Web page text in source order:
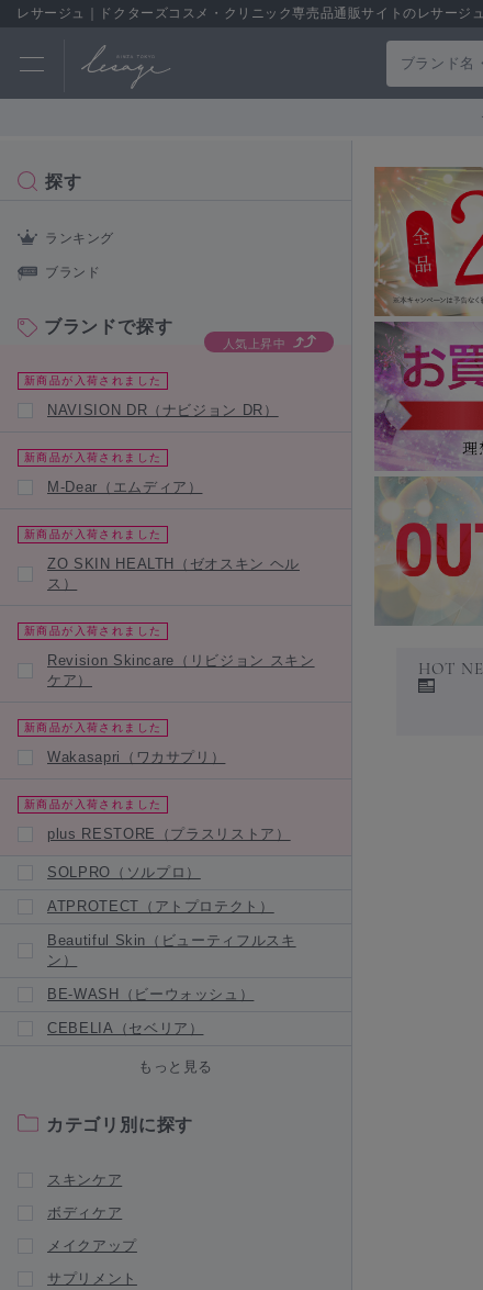
レサージュ｜ドクターズコスメ・クリニック専売品通販サイトのレサージュ
探す
ランキング
ブランド
ブランドで探す
人気上昇中
新商品が入荷されました
NAVISION DR（ナビジョン DR）
新商品が入荷されました
M-Dear（エムディア）
新商品が入荷されました
ZO SKIN HEALTH（ゼオスキン ヘル
ス）
新商品が入荷されました
Revision Skincare（リビジョン スキン
ケア）
新商品が入荷されました
Wakasapri（ワカサプリ）
新商品が入荷されました
plus RESTORE（プラスリストア）
SOLPRO（ソルプロ）
ATPROTECT（アトプロテクト）
Beautiful Skin（ビューティフルスキ
ン）
BE-WASH（ビーウォッシュ）
CEBELIA（セベリア）
Censil（センシル）
新商品が入荷されました
新商品が入荷されました
もっと見る
カテゴリ別に探す
スキンケア
ボディケア
メイクアップ
サプリメント
HOT